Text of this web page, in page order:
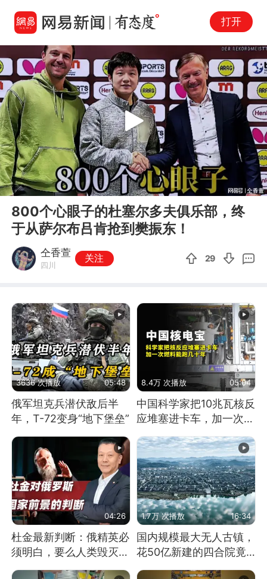
打开
00:00 02:38
Play
800个心眼子的杜塞尔多夫俱乐部，终
于从萨尔布吕肯抢到樊振东！
仝香萱
四川
关注 29
3636 次播放 05:48
俄军坦克兵潜伏敌后半
年，T-72变身“地下堡垒”
8.4万 次播放 05:04
中国科学家把10兆瓦核反
应堆塞进卡车，加一次燃
料能跑几十年
04:26
杜金最新判断：俄精英必
须明白，要么人类毁灭，
1.7万 次播放 16:34
国内规模最大无人古镇，
花50亿新建的四合院竟